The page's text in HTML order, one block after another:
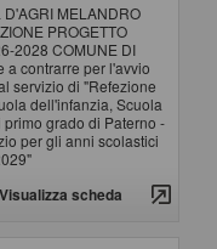
D'AGRI MELANDRO
PROGETTO
2028 COMUNE DI
a contrarre per l'avvio
servizio di "Refezione
dell'infanzia, Scuola
grado di Paterno -
per gli anni scolastici
Visualizza scheda